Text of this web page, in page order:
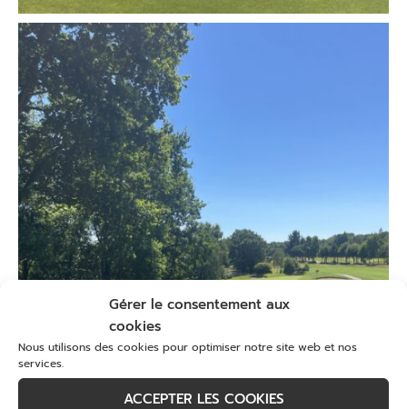
Gérer le consentement aux
cookies
Nous utilisons des cookies pour optimiser notre site web et nos
services.
ACCEPTER LES COOKIES